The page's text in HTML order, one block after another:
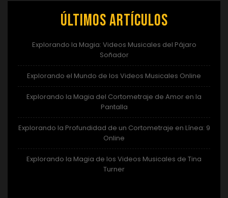
Últimos artículos
Explorando la Magia: Videos Musicales del Pájaro
Soñador
Explorando el Mundo de los Videos Musicales Online
Explorando la Magia del Cortometraje de Amor en la
Pantalla
Explorando la Profundidad de un Cortometraje en Línea: 9
Online
Explorando la Magia de los Videos Musicales de Tina
Turner